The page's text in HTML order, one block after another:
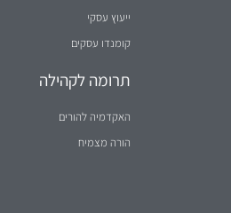
ייעוץ עסקי
קומנדו עסקים
תרומה לקהילה
האקדמיה להורים
הורה מצמיח